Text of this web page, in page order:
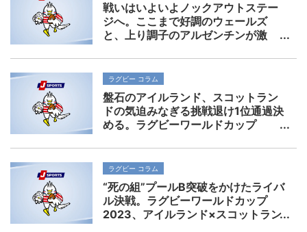
戦いはいよいよノックアウトステー
ジへ。ここまで好調のウェールズ
と、上り調子のアルゼンチンが激
準々決勝展望
ラグビー コラム
盤石のアイルランド、スコットラン
ドの気迫みなぎる挑戦退け1位通過決
める。ラグビーワールドカップ
ラグビー コラム
“死の組”プールB突破をかけたライバ
ル決戦。ラグビーワールドカップ
2023、アイルランド×スコットラン